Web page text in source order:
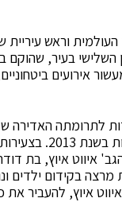
העולמית וראש
השלישי בעיר,
אירועים
לתרומתה האדירה
שבצרפת, אשר
הגב' איווט איוץ, בת
בקידום ילדים
איוץ, להעביר